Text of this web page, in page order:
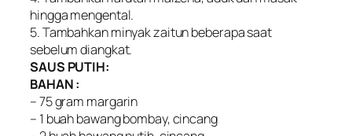
hingga mengental.
5. Tambahkan minyak zaitun beberapa saat
sebelum diangkat.
SAUS PUTIH:
BAHAN :
– 75 gram margarin
– 1 buah bawang bombay, cincang